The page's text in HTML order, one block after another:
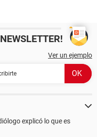
Ver un ejemplo
explicó lo que es